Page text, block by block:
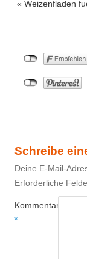
« Weizenfladen
Schreibe
Deine E-Mail-
Erforderliche
Kommentar
*